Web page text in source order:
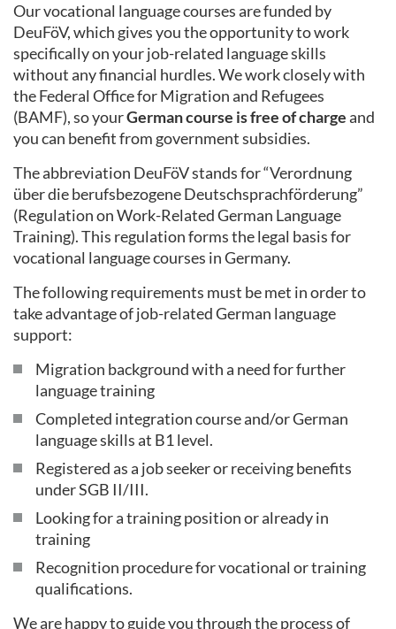
Our vocational language courses are funded by
DeuFöV, which gives you the opportunity to work
specifically on your job-related language skills
without any financial hurdles. We work closely with
the Federal Office for Migration and Refugees
(BAMF), so yourGerman course is free of chargeand
you can benefit from government subsidies.
The abbreviation DeuFöV stands for “Verordnung
über die berufsbezogene Deutschsprachförderung”
(Regulation on Work-Related German Language
Training). This regulation forms the legal basis for
vocational language courses in Germany.
The following requirements must be met in order to
take advantage of job-related German language
support:
Migration background with a need for further
language training
Completed integration course and/or German
language skills at B1 level.
Registered as a job seeker or receiving benefits
under SGB II/III.
Looking for a training position or already in
training
Recognition procedure for vocational or training
qualifications.
We are happy to guide you through the process of